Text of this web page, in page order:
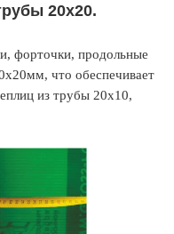
20х20.
форточки, продольные
что обеспечивает
из трубы 20х10,